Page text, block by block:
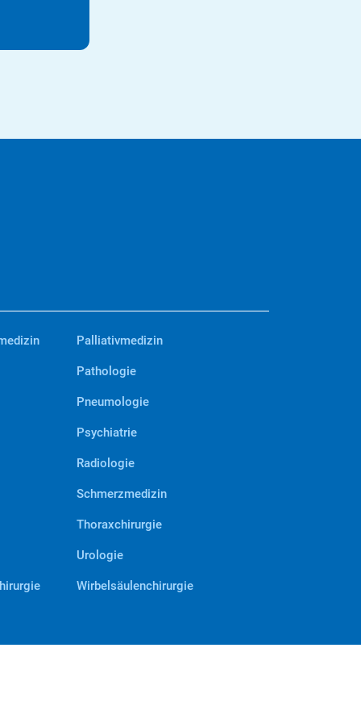
Palliativmedizin
Pathologie
Pneumologie
Psychiatrie
Radiologie
Schmerzmedizin
Thoraxchirurgie
Urologie
Wirbelsäulenchirurgie